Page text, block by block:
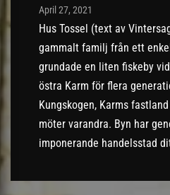
Post has published by
April 27, 2021
Hus Tossel (text av
gammalt familj från ett
grundade en liten fiskeby
östra Karm för flera
Kungskogen, Karms
möter varandra. Byn har
imponerande handelsstad